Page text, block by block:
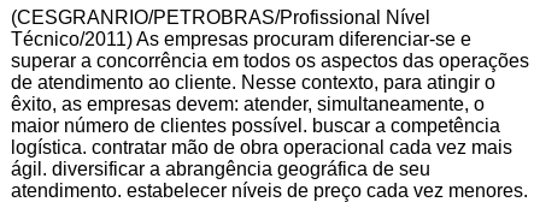
(CESGRANRIO/PETROBRAS/Profissional Nível
Técnico/2011) As empresas procuram diferenciar-se e
superar a concorrência em todos os aspectos das operações
de atendimento ao cliente. Nesse contexto, para atingir o
êxito, as empresas devem: atender, simultaneamente, o
maior número de clientes possível. buscar a competência
logística. contratar mão de obra operacional cada vez mais
ágil. diversificar a abrangência geográfica de seu
atendimento. estabelecer níveis de preço cada vez menores.